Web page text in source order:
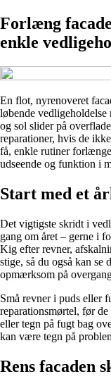
Forlæng
enkle
En flot, nyrenoveret
løbende
og sol slider på
reparationer, hvis de
få, enkle rutiner
udseende og funktion i
Start med et
Det vigtigste skridt i
gang om året – gerne i
Kig efter revner,
stige, så du også kan
opmærksom på
Små revner i puds eller
reparationsmørtel, før
eller tegn på fugt bag
kan være tegn på
Rens facaden